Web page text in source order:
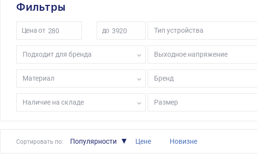
Фильтры
Цена от до Тип устройства
Подходит для бренда Выходное напряжение
Материал Бренд
Наличие на складе Размер
Сортировать по: Популярности Цене Новизне